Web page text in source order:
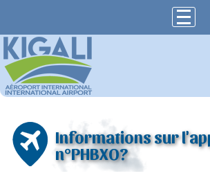
Informations sur
n°PHBXO?